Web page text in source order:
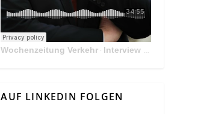
Wochenzeitung Verkehr · Interview Mit Andreas Matthä, CEO der ÖBB Holding
AUF LINKEDIN FOLGEN